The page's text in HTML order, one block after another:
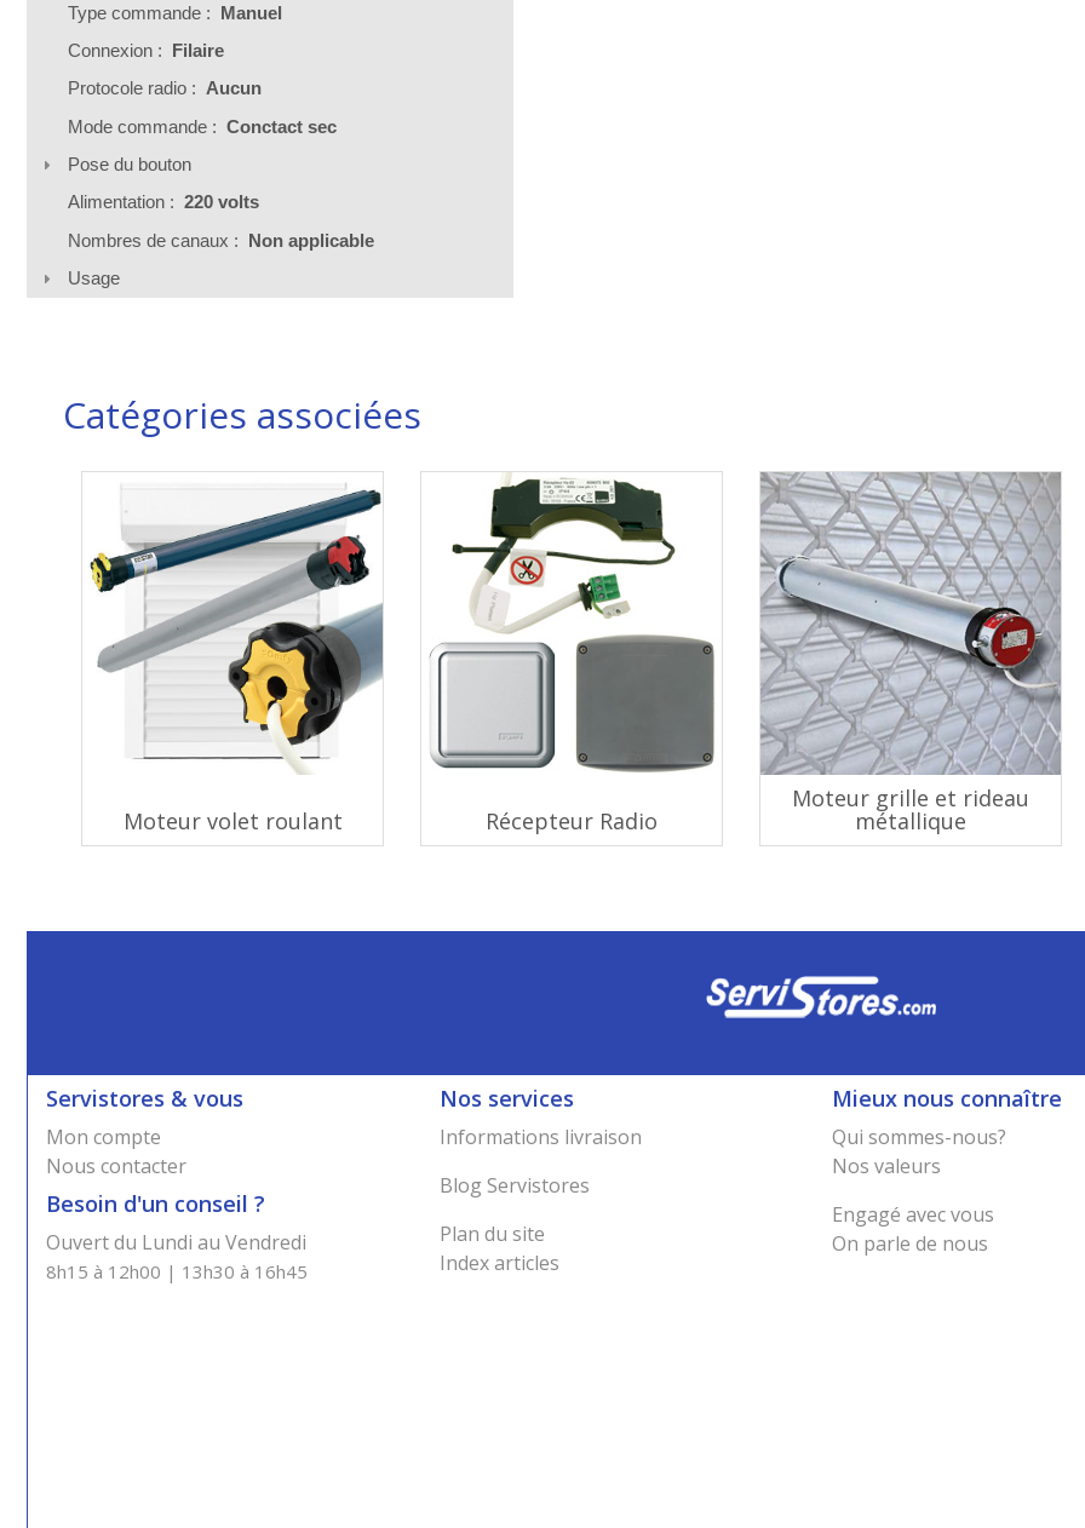
Type commande : Manuel
Connexion : Filaire
Protocole radio : Aucun
Mode commande : Conctact sec
Pose du bouton
Alimentation : 220 volts
Nombres de canaux : Non applicable
Usage
Catégories associées
Moteur volet roulant Récepteur Radio
Moteur grille et rideau
métallique
Servistores & vous
Mon compte
Nous contacter
Besoin d'un conseil ?
Ouvert du Lundi au Vendredi
8h15 à 12h00 | 13h30 à 16h45
Nos services
Informations livraison
Blog Servistores
Plan du site
Index articles
Mieux nous connaître
Qui sommes-nous?
Nos valeurs
Engagé avec vous
On parle de nous